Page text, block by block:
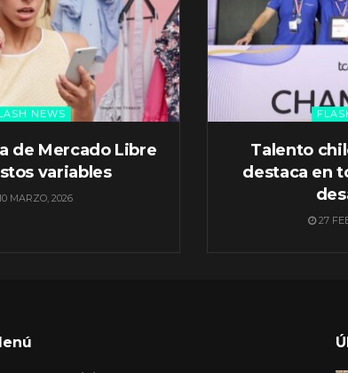
NEWS
de Mercado Libre
variables
MARZO, 2026
Talento
destaca en
27